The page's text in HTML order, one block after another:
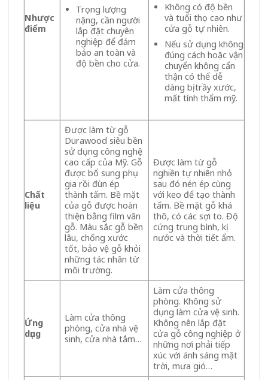
Nhược
điểm
Trọng lượng
nặng, cần người
lắp đặt chuyên
nghiệp để đảm
bảo an toàn và
độ bền cho cửa.
Không có độ bền
và tuổi thọ cao như
cửa gỗ tự nhiên.
Nếu sử dụng không
đúng cách hoặc vận
chuyển không cẩn
thận có thể dễ
dàng bị trầy xước,
mất tính thẩm mỹ.
Chất
liệu
Được làm từ gỗ
Durawood siêu bền
sử dụng công nghệ
cao cấp của Mỹ. Gỗ
được bổ sung phụ
gia rồi đùn ép
thành tấm. Bề mặt
của gỗ được hoàn
thiện bằng film vân
gỗ. Màu sắc gỗ bền
lâu, chống xước
tốt, bảo vệ gỗ khỏi
những tác nhân từ
môi trường.
Được làm từ gỗ
nghiền tự nhiên nhỏ
sau đó nén ép cùng
với keo để tạo thành
tấm. Bề mặt gỗ khá
thô, có các sợi to. Độ
cứng trung bình, kị
nước và thời tiết ẩm.
Ứng
dụng
Làm cửa thông
phòng, cửa nhà vệ
sinh, cửa nhà tắm…
Làm cửa thông
phòng. Không sử
dụng làm cửa vệ sinh.
Không nên lắp đặt
cửa gỗ công nghiệp ở
những nơi phải tiếp
xúc với ánh sáng mặt
trời, mưa gió…